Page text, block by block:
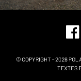
© COPYRIGHT – 2026
TEXTES